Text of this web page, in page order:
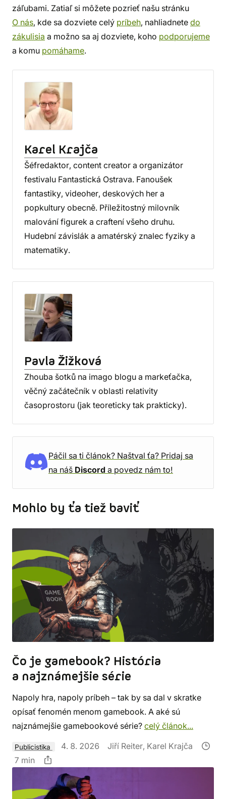
záľubami. Zatiaľ si môžete pozrieť našu stránku
O nás, kde sa dozviete celý príbeh, nahliadnete do
zákulisia a možno sa aj dozviete, koho podporujeme
a komu pomáhame.
Karel Krajča
Šéfredaktor, content creator a organizátor
festivalu Fantastická Ostrava. Fanoušek
fantastiky, videoher, deskových her a
popkultury obecně. Příležitostný milovník
malování figurek a craftení všeho druhu.
Hudební závislák a amatérský znalec fyziky a
matematiky.
Pavla Žižková
Zhouba šotků na imago blogu a markeťačka,
věčný začátečník v oblasti relativity
časoprostoru (jak teoreticky tak prakticky).
Páčil sa ti článok? Naštval ťa? Pridaj sa
na náš Discord a povedz nám to!
Mohlo by ťa tiež baviť
Čo je gamebook? História
a najznámejšie série
Napoly hra, napoly príbeh – tak by sa dal v skratke
opísať fenomén menom gamebook. A aké sú
najznámejšie gamebookové série? celý článok...
Publicistika 4. 8. 2026
Jiří Reiter, Karel Krajča
7 min